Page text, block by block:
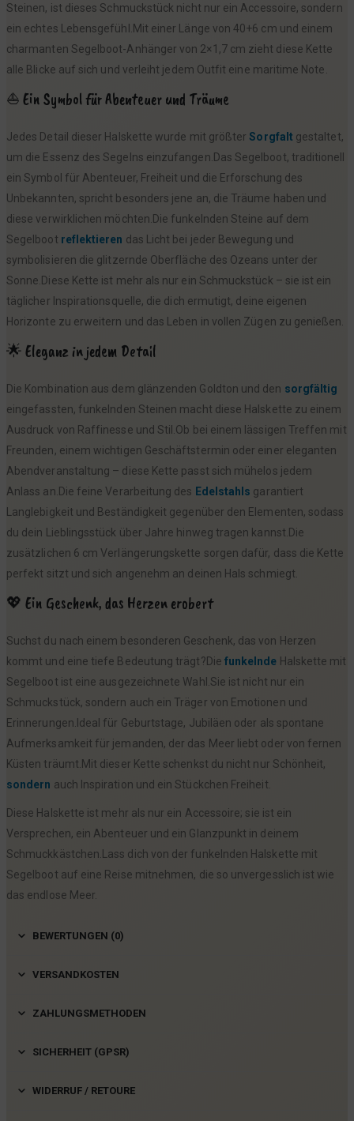
€
Steinen, ist dieses Schmuckstück nicht nur ein Accessoire, sondern
ein echtes Lebensgefühl.Mit einer Länge von 40+6 cm und einem
charmanten Segelboot-Anhänger von 2×1,7 cm zieht diese Kette
alle Blicke auf sich und verleiht jedem Outfit eine maritime Note.
⛵ Ein Symbol für Abenteuer und Träume
Jedes Detail dieser Halskette wurde mit größterSorgfalt gestaltet,
um die Essenz des Segelns einzufangen.Das Segelboot, traditionell
ein Symbol für Abenteuer, Freiheit und die Erforschung des
Unbekannten, spricht besonders jene an, die Träume haben und
diese verwirklichen möchten.Die funkelnden Steine auf dem
Segelboot reflektieren das Licht bei jeder Bewegung und
symbolisieren die glitzernde Oberfläche des Ozeans unter der
Sonne.Diese Kette ist mehr als nur ein Schmuckstück – sie ist ein
täglicher Inspirationsquelle, die dich ermutigt, deine eigenen
Horizonte zu erweitern und das Leben in vollen Zügen zu genießen.
🌟 Eleganz in jedem Detail
Die Kombination aus dem glänzenden Goldton und den sorgfältig
eingefassten, funkelnden Steinen macht diese Halskette zu einem
Ausdruck von Raffinesse und Stil.Ob bei einem lässigen Treffen mit
Freunden, einem wichtigen Geschäftstermin oder einer eleganten
Abendveranstaltung – diese Kette passt sich mühelos jedem
Anlass an.Die feine Verarbeitung des Edelstahls garantiert
Langlebigkeit und Beständigkeit gegenüber den Elementen, sodass
du dein Lieblingsstück über Jahre hinweg tragen kannst.Die
zusätzlichen 6 cm Verlängerungskette sorgen dafür, dass die Kette
perfekt sitzt und sich angenehm an deinen Hals schmiegt.
💖 Ein Geschenk, das Herzen erobert
Suchst du nach einem besonderen Geschenk, das von Herzen
kommt und eine tiefe Bedeutung trägt?Die funkelnde Halskette mit
Segelboot ist eine ausgezeichnete Wahl.Sie ist nicht nur ein
Schmuckstück, sondern auch ein Träger von Emotionen und
Erinnerungen.Ideal für Geburtstage, Jubiläen oder als spontane
Aufmerksamkeit für jemanden, der das Meer liebt oder von fernen
Küsten träumt.Mit dieser Kette schenkst du nicht nur Schönheit,
sondern auch Inspiration und ein Stückchen Freiheit.
Diese Halskette ist mehr als nur ein Accessoire; sie ist ein
Versprechen, ein Abenteuer und ein Glanzpunkt in deinem
Schmuckkästchen.Lass dich von der funkelnden Halskette mit
Segelboot auf eine Reise mitnehmen, die so unvergesslich ist wie
das endlose Meer.
BEWERTUNGEN (0)
VERSANDKOSTEN
ZAHLUNGSMETHODEN
SICHERHEIT (GPSR)
WIDERRUF / RETOURE